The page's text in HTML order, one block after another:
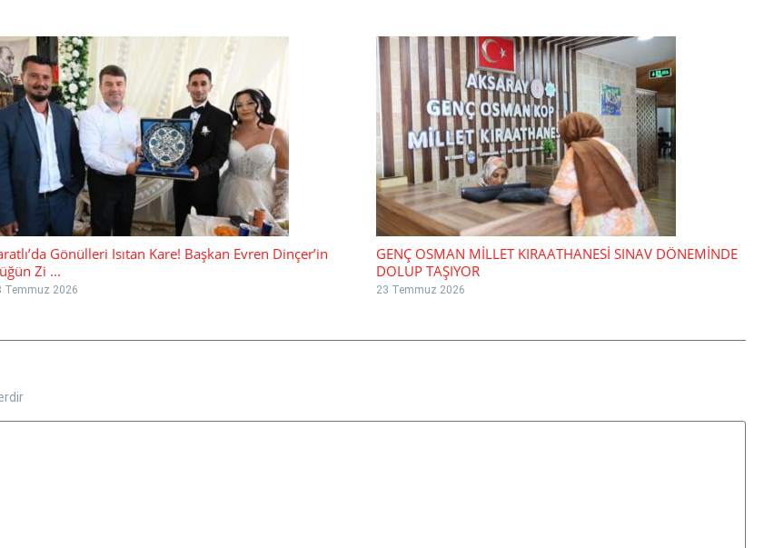
Gönülleri Isıtan Kare! Başkan Evren Dinçer’in
Zi ...
Temmuz 2026
GENÇ OSMAN MİLLET KIRAATHANESİ SINAV DÖNEMİNDE
DOLUP TAŞIYOR
23 Temmuz 2026